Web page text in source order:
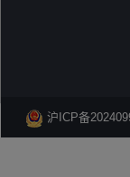
沪ICP备